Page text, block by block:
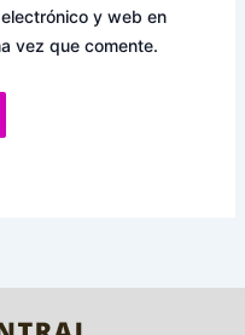
y web en
vez que comente.